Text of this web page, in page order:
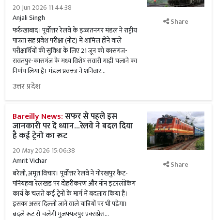
20 Jun 2026 11:44:38
Anjali Singh
फर्रुखाबाद। पूर्वोत्तर रेलवे के इज्जतनगर मंडल ने राष्ट्रीय
पात्रता सह प्रवेश परीक्षा (नीट) में शामिल होने वाले
परीक्षार्थियों की सुविधा के लिए 21 जून को कासगंज-
रावतपुर-कासगंज के मध्य विशेष सवारी गाड़ी चलाने का
निर्णय लिया है। मंडल प्रवक्ता ने शनिवार...
उत्तर प्रदेश
Share
Bareilly News:सफर से पहले इस
जानकारी पर दें ध्यान...रेलवे ने बदल दिया
है कई ट्रेनों का रूट
20 May 2026 15:06:38
Amrit Vichar
बरेली, अमृत विचार। पूर्वोत्तर रेलवे ने गोरखपुर कैंट-
पनियहवा रेलखंड पर दोहरीकरण और नॉन इंटरलॉकिंग
कार्य के चलते कई ट्रेनों के मार्ग में बदलाव किया है।
इसका असर दिल्ली जाने वाले यात्रियों पर भी पड़ेगा।
बदले रूट से चलेगी मुजफ्फरपुर एक्सप्रेस...
Share